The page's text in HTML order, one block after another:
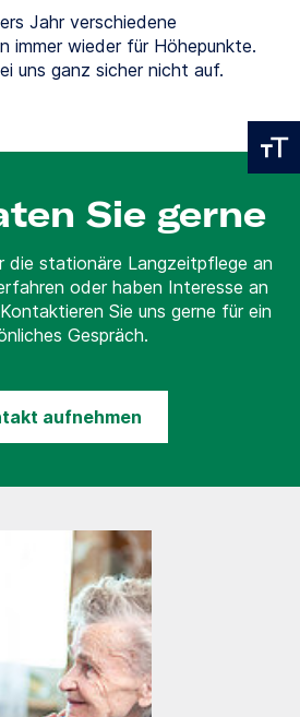
Jahr verschiedene
immer wieder für Höhepunkte.
uns ganz sicher nicht auf.
Sie gerne
die stationäre Langzeitpflege an
oder haben Interesse an
Sie uns gerne für ein
Gespräch.
aufnehmen